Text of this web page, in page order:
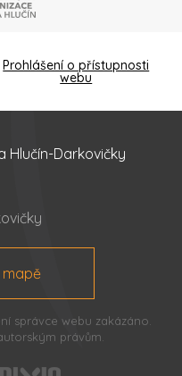
Prohlášení o přístupnosti
webu
Hlučín-Darkovičky
správce webu zakázáno.
právům.